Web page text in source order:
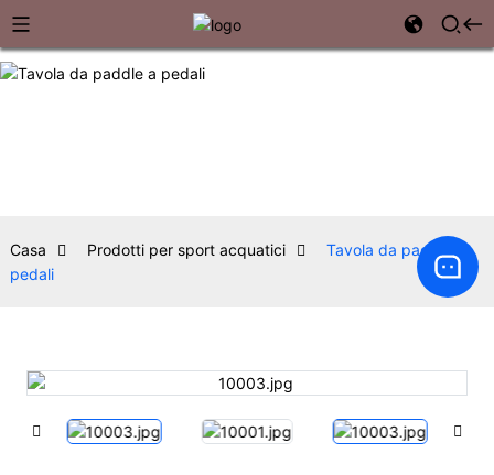
Casa Prodotti per sport acquatici
Tavola da paddle a
pedali